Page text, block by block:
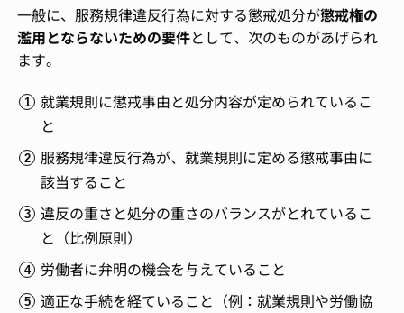
一般に、服務規律違反行為に対する懲戒処分が懲戒権の
濫用とならないための要件として、次のものがあげられ
ます。
就業規則に懲戒事由と処分内容が定められているこ
と
服務規律違反行為が、就業規則に定める懲戒事由に
該当すること
違反の重さと処分の重さのバランスがとれているこ
と（比例原則）
労働者に弁明の機会を与えていること
適正な手続を経ていること（例：就業規則や労働協